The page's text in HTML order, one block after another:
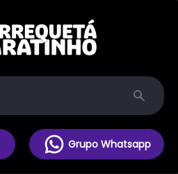
Search
Grupo Whatsapp